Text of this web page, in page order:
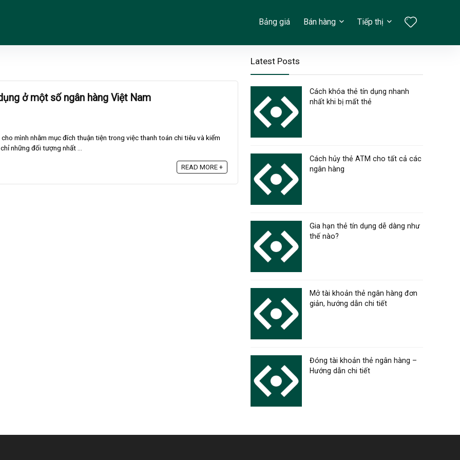
Bảng giá Bán hàng Tiếp thị
ở một số ngân hàng Việt Nam
mình nhằm mục đích thuận tiện trong việc thanh toán chi tiêu và kiểm
những đối tượng nhất ...
READ MORE +
Latest Posts
Cách khóa thẻ tín dụng nhanh
nhất khi bị mất thẻ
Cách hủy thẻ ATM cho tất cả các
ngân hàng
Gia hạn thẻ tín dụng dễ dàng như
thế nào?
Mở tài khoản thẻ ngân hàng đơn
giản, hướng dẫn chi tiết
Đóng tài khoản thẻ ngân hàng –
Hướng dẫn chi tiết